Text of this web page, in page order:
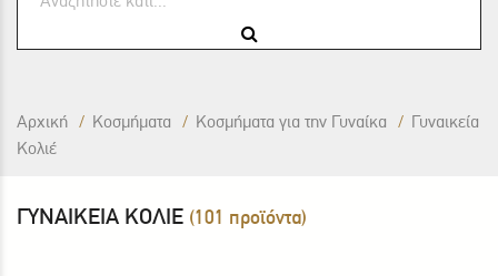
Αρχική / Κοσμήματα / Κοσμήματα για την Γυναίκα / Γυναικεία
Κολιέ
ΓΥΝΑΙΚΕΊΑ ΚΟΛΙΈ (101 προϊόντα)